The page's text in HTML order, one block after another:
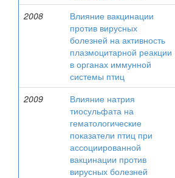
2008
Влияние вакцинации
против вирусных
болезней на активность
плазмоцитарной реакции
в органах иммунной
системы птиц
2009
Влияние натрия
тиосульфата на
гематологические
показатели птиц при
ассоциированной
вакцинации против
вирусных болезней